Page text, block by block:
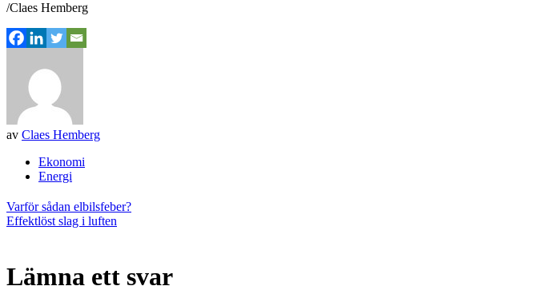
/Claes Hemberg
av Claes Hemberg
Ekonomi
Energi
Inläggsnavigering
Varför sådan elbilsfeber?
Effektlöst slag i luften
Lämna ett svar